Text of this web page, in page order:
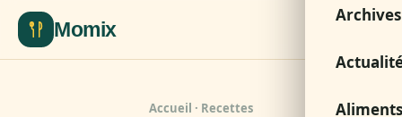
Momix
Archives
Aliments
Accueil · Recettes